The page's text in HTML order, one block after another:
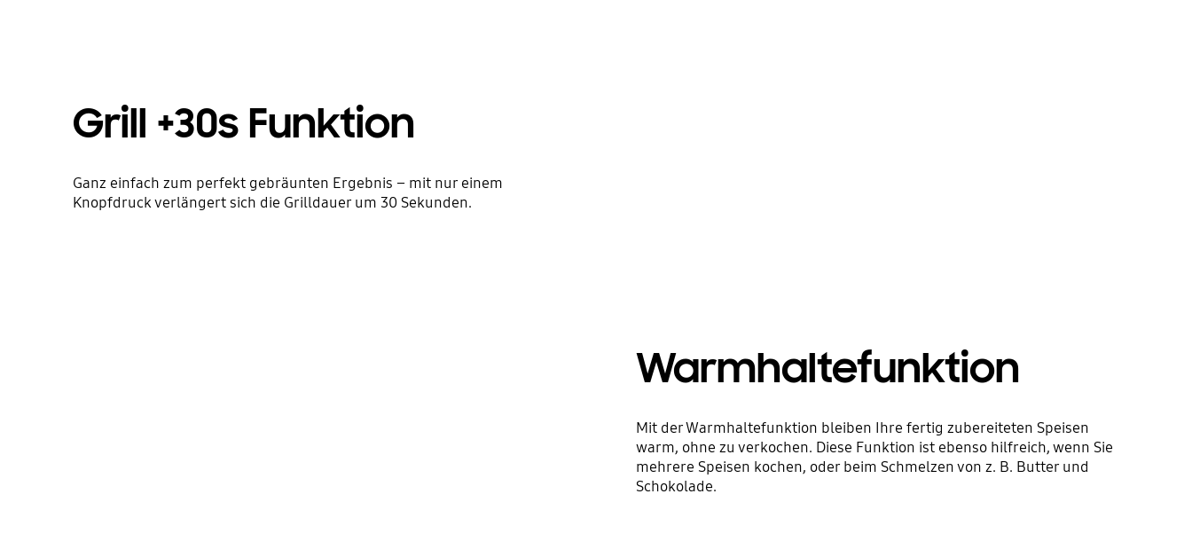
Grill +30s Funktion
Ganz einfach zum perfekt gebräunten Ergebnis – mit nur einem
Knopfdruck verlängert sich die Grilldauer um 30 Sekunden.
Warmhaltefunktion
Mit der Warmhaltefunktion bleiben Ihre fertig zubereiteten Speisen
warm, ohne zu verkochen. Diese Funktion ist ebenso hilfreich, wenn Sie
mehrere Speisen kochen, oder beim Schmelzen von z. B. Butter und
Schokolade.